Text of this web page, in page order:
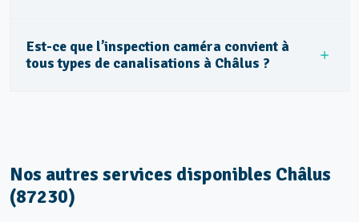
Est-ce que l’inspection caméra convient à
tous types de canalisations à Châlus ?
Nos autres services disponibles Châlus
(87230)